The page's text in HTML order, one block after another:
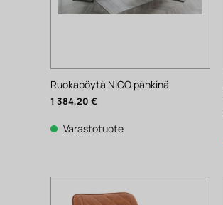
Ruokapöytä NICO pähkinä
1 384,20 €
Varastotuote